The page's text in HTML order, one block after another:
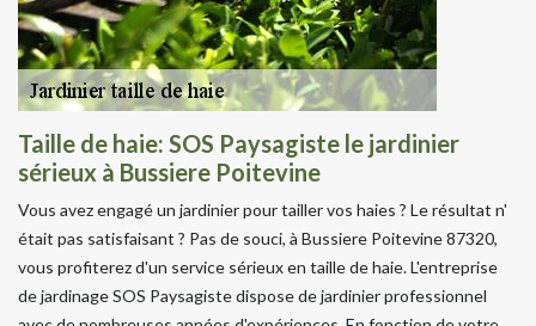
Taille de haie: SOS Paysagiste le jardinier
sérieux à Bussiere Poitevine
Vous avez engagé un jardinier pour tailler vos haies ? Le résultat n'
était pas satisfaisant ? Pas de souci, à Bussiere Poitevine 87320,
vous profiterez d'un service sérieux en taille de haie. L'entreprise
de jardinage SOS Paysagiste dispose de jardinier professionnel